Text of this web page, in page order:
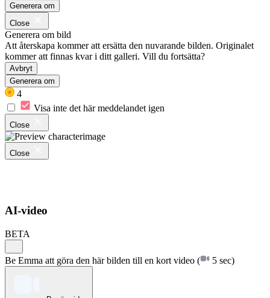
Generera om
Close
Generera om bild
Att återskapa kommer att ersätta den nuvarande bilden. Originalet
kommer att finnas kvar i ditt galleri. Vill du fortsätta?
Avbryt
Generera om
4
Visa inte det här meddelandet igen
Close
Close
AI-video
BETA
Be Emma att göra den här bilden till en kort video ( 5 sec)